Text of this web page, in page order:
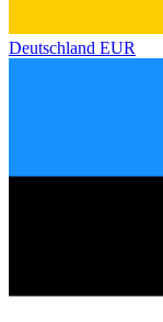
Deutschland EUR